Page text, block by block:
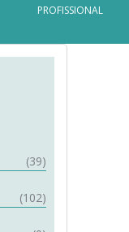
PROFISSIONAL
(39)
(102)